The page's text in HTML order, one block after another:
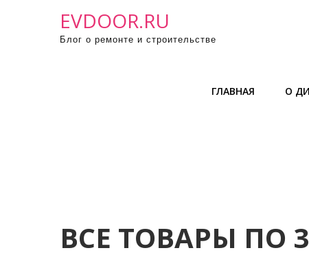
EVDOOR.RU
Блог о ремонте и строительстве
ГЛАВНАЯ О
ВСЕ ТОВАРЫ ПО